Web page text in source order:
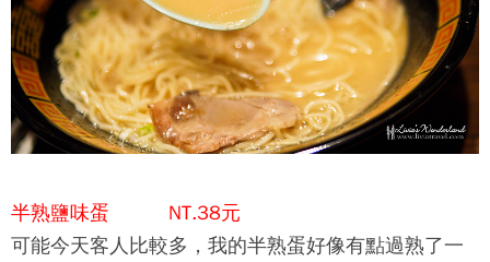
半熟鹽味蛋 NT.38元
可能今天客人比較多，我的半熟蛋好像有點過熟了一